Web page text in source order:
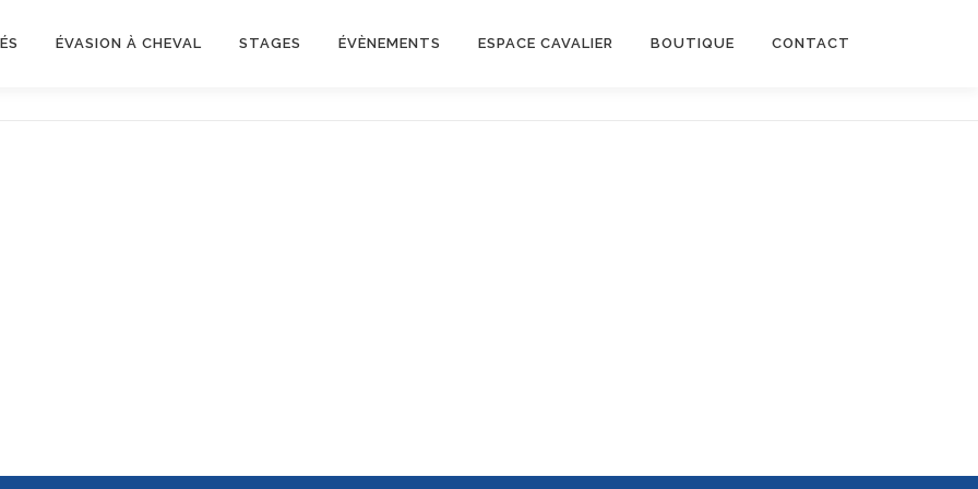
ÉVASION À CHEVAL STAGES ÉVÈNEMENTS ESPACE CAVALIER BOUTIQUE CONTACT